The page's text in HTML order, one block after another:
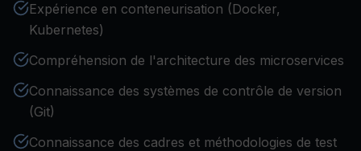
Expérience en conteneurisation (Docker,
Kubernetes)
Compréhension de l'architecture des microservices
Connaissance des systèmes de contrôle de version
(Git)
Connaissance des cadres et méthodologies de test